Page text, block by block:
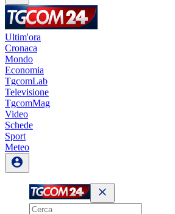
Ultim'ora
Cronaca
Mondo
Economia
TgcomLab
Televisione
TgcomMag
Video
Schede
Sport
Meteo